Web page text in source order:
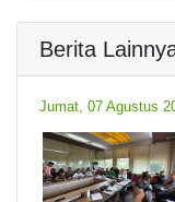
Berita
Jumat, 07 Agustus